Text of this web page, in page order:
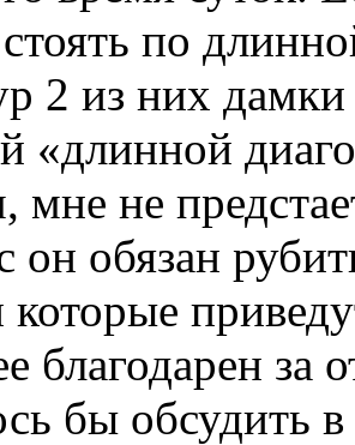
по
2 из них
«длинной
мне не
он обязан
благодарен за
бы обсудить